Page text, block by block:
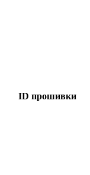
ID прошивки